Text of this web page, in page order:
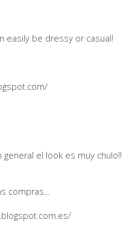
easily be dressy or casual!
general el look es muy chulo!!
compras...